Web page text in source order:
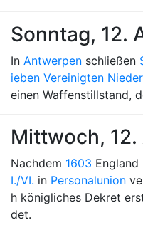
Sonntag, 12.
In Antwerpen schließen
ieben Vereinigten
einen Waffenstillstand,
Mittwoch,
Nachdem 1603
I./VI. in Personalunion
h königliches Dekret
det.